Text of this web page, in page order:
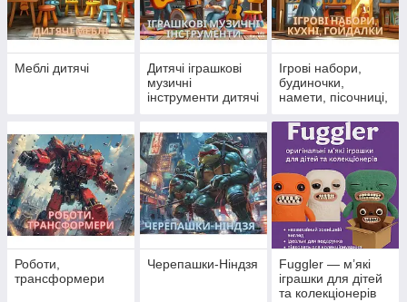
Меблі дитячі
Дитячі іграшкові
музичні
інструменти дитячі
Ігрові набори,
будиночки,
намети, пісочниці,
Роботи,
трансформери
Черепашки-Ніндзя
Fuggler — м’які
іграшки для дітей
та колекціонерів